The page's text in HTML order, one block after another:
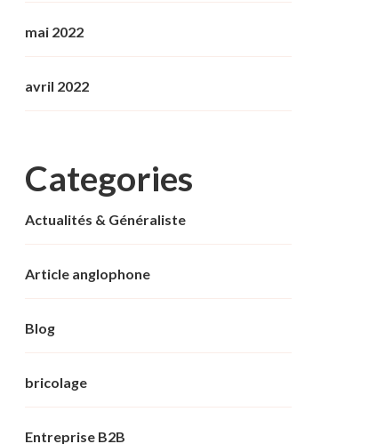
mai 2022
avril 2022
Categories
Actualités & Généraliste
Article anglophone
Blog
bricolage
Entreprise B2B